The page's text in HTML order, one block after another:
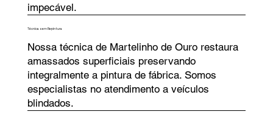
impecável.
Técnica sem Repintura
Nossa técnica de Martelinho de Ouro restaura
amassados superficiais preservando
integralmente a pintura de fábrica. Somos
especialistas no atendimento a veículos
blindados.